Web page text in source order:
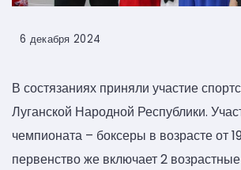
6 декабря 2024
В состязаниях приняли участие
Луганской Народной Республики.
чемпионата – боксеры в возрасте от
первенство же включает 2